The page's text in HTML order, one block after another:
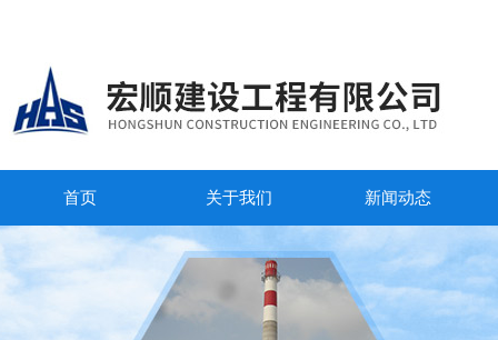
首页 关于我们 新闻动态